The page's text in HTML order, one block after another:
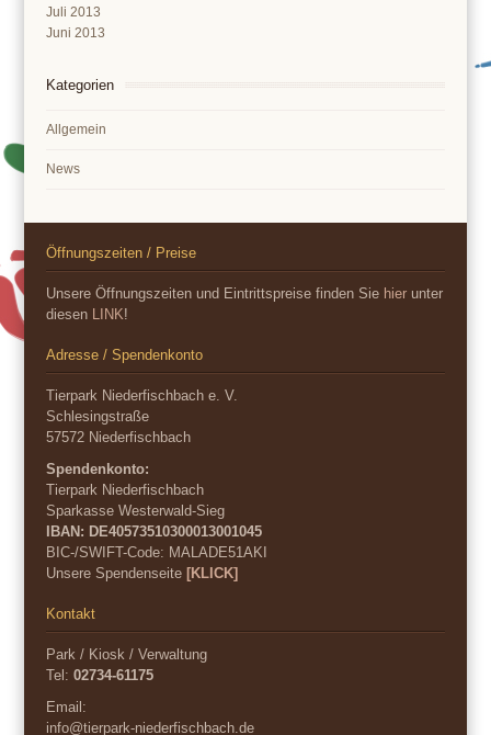
Juli 2013
Juni 2013
Kategorien
Allgemein
News
Öffnungszeiten / Preise
Unsere Öffnungszeiten und Eintrittspreise finden Sie hier unter
diesen LINK!
Adresse / Spendenkonto
Tierpark Niederfischbach e. V.
Schlesingstraße
57572 Niederfischbach
Spendenkonto:
Tierpark Niederfischbach
Sparkasse Westerwald-Sieg
IBAN: DE40573510300013001045
BIC-/SWIFT-Code: MALADE51AKI
Unsere Spendenseite[KLICK]
Kontakt
Park / Kiosk / Verwaltung
Tel:02734-61175
Email:
info@tierpark-niederfischbach.de